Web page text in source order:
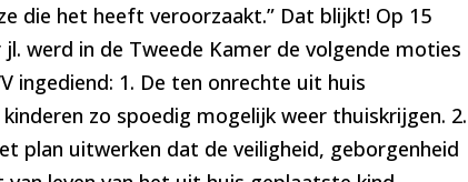
die het heeft veroorzaakt.” Dat blijkt! Op 15
werd in de Tweede Kamer de volgende moties
ingediend: 1. De ten onrechte uit huis
zo spoedig mogelijk weer thuiskrijgen. 2.
plan uitwerken dat de veiligheid, geborgenheid